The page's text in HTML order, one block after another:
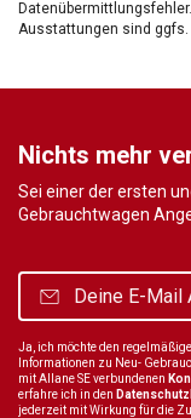
Datenübermittlungsfehler.
Ausstattungen sind ggfs.
Nichts mehr
Sei einer der ersten
Gebrauchtwagen
Ja, ich möchte den
Informationen zu Neu-
mit Allane SE verbundenen
erfahre ich in den
jederzeit mit Wirkung für die